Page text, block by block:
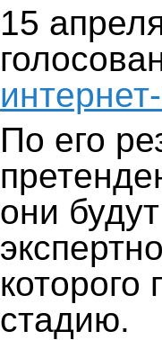
15
По его
они
стадию.